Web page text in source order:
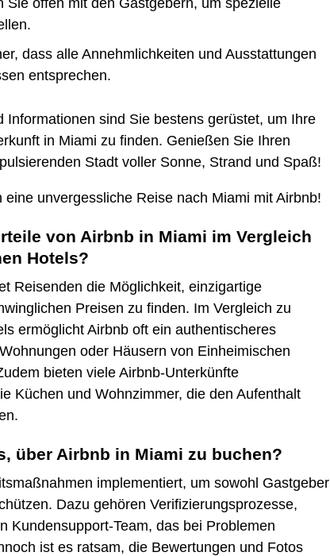
dass alle Annehmlichkeiten und Ausstattungen
entsprechen.
Informationen sind Sie bestens gerüstet, um Ihre
in Miami zu finden. Genießen Sie Ihren
Stadt voller Sonne, Strand und Spaß!
eine unvergessliche Reise nach Miami mit Airbnb!
von Airbnb in Miami im Vergleich
Hotels?
Reisenden die Möglichkeit, einzigartige
Preisen zu finden. Im Vergleich zu
ermöglicht Airbnb oft ein authentischeres
oder Häusern von Einheimischen
bieten viele Airbnb-Unterkünfte
Küchen und Wohnzimmer, die den Aufenthalt
über Airbnb in Miami zu buchen?
implementiert, um sowohl Gastgeber
Dazu gehören Verifizierungsprozesse,
Kundensupport-Team, das bei Problemen
ist es ratsam, die Bewertungen und Fotos